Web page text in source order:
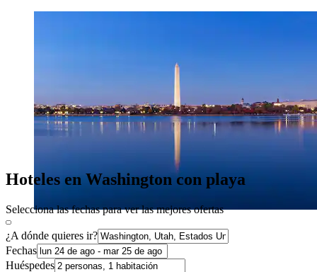
Hoteles en Washington con playa
Selecciona las fechas para ver las mejores ofertas
¿A dónde quieres ir?
Fechas
Huéspedes